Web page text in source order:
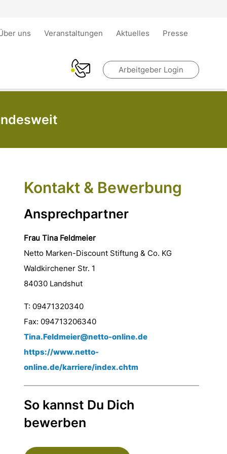
uns Veranstaltungen Aktuelles Presse
Arbeitgeber Login
Kontakt & Bewerbung
Ansprechpartner
Frau Tina Feldmeier
Netto Marken-Discount Stiftung & Co. KG
Waldkirchener Str. 1
84030 Landshut
T: 09471320340
Fax: 094713206340
Tina.Feldmeier@netto-online.de
https://www.netto-
online.de/karriere/index.chtm
So kannst Du Dich
bewerben